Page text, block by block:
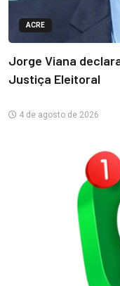
ACRE
Jorge Viana
Justiça Eleitoral
4 de agosto de 2026